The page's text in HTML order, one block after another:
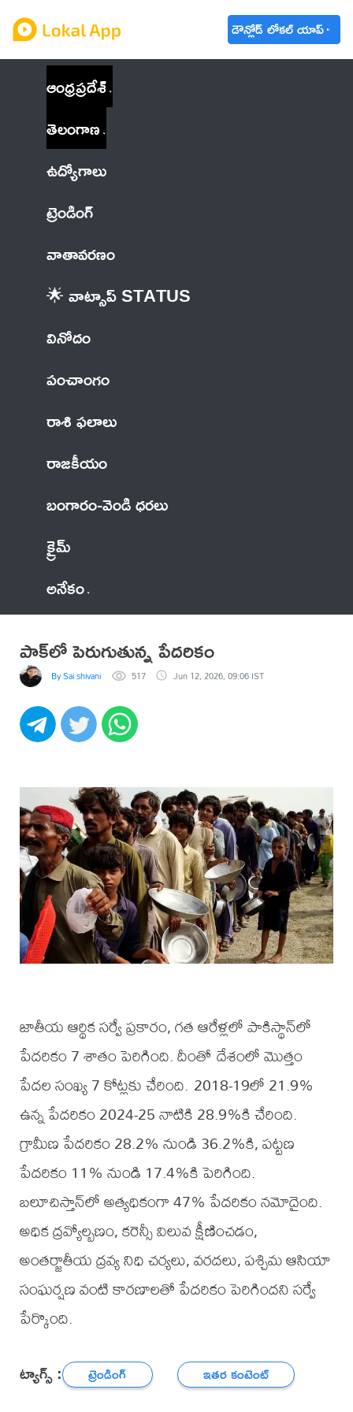
డౌన్లోడ్ లోకల్ యాప్
ఆంధ్రప్రదేశ్
తెలంగాణ
ఉద్యోగాలు
ట్రెండింగ్
వాతావరణం
🌟 వాట్సాప్ STATUS
వినోదం
పంచాంగం
రాశి ఫలాలు
రాజకీయం
బంగారం-వెండి ధరలు
క్రైమ్
అనేకం
పాక్‌లో పెరుగుతున్న పేదరికం
By Sai shivani 517 Jun 12, 2026, 09:06 IST
జాతీయ ఆర్థిక సర్వే ప్రకారం, గత ఆరేళ్లలో పాకిస్థాన్‌లో
పేదరికం 7 శాతం పెరిగింది. దీంతో దేశంలో మొత్తం
పేదల సంఖ్య 7 కోట్లకు చేరింది. 2018-19లో 21.9%
ఉన్న పేదరికం 2024-25 నాటికి 28.9%కి చేరింది.
గ్రామీణ పేదరికం 28.2% నుండి 36.2%కి, పట్టణ
పేదరికం 11% నుండి 17.4%కి పెరిగింది.
బలూచిస్తాన్‌లో అత్యధికంగా 47% పేదరికం నమోదైంది.
అధిక ద్రవ్యోల్బణం, కరెన్సీ విలువ క్షీణించడం,
అంతర్జాతీయ ద్రవ్య నిధి చర్యలు, వరదలు, పశ్చిమ ఆసియా
సంఘర్షణ వంటి కారణాలతో పేదరికం పెరిగిందని సర్వే
పేర్కొంది.
ట్యాగ్స్ : ట్రెండింగ్ ఇతర కంటెంట్